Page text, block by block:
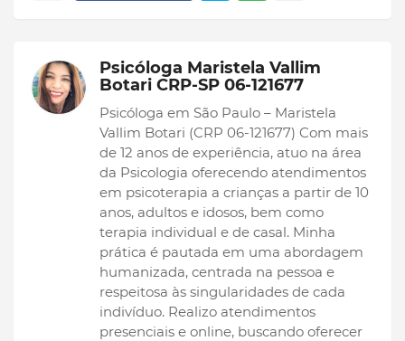
Psicóloga Maristela Vallim
Botari CRP-SP 06-121677
Psicóloga em São Paulo – Maristela
Vallim Botari (CRP 06-121677) Com mais
de 12 anos de experiência, atuo na área
da Psicologia oferecendo atendimentos
em psicoterapia a crianças a partir de 10
anos, adultos e idosos, bem como
terapia individual e de casal. Minha
prática é pautada em uma abordagem
humanizada, centrada na pessoa e
respeitosa às singularidades de cada
indivíduo. Realizo atendimentos
presenciais e online, buscando oferecer